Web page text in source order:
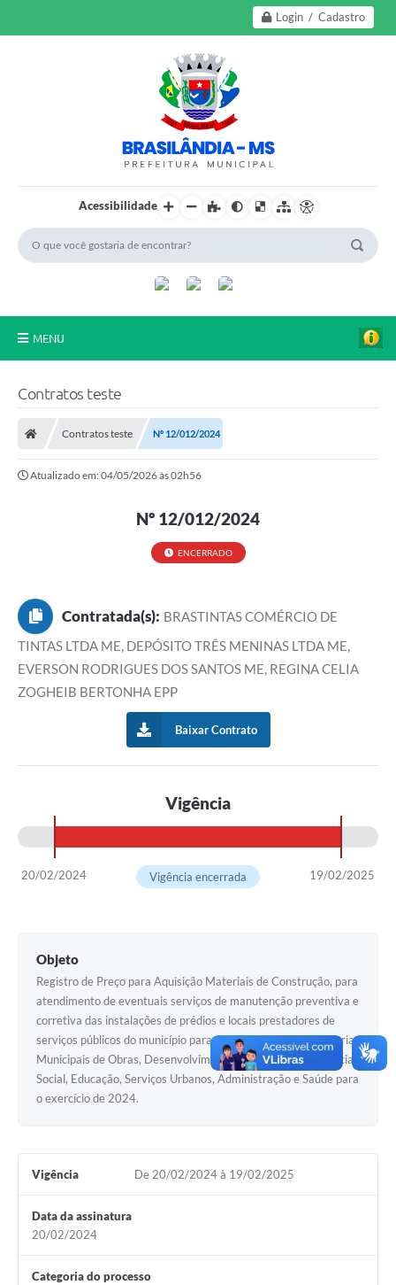
Login / Cadastro
Acessibilidade
MENU
Transparência
Tributação
Outros Editais
Plano de Contratações Anual
PNAB (Política Nacional Aldir Blanc)
Formulário
Contratos teste
Contratos teste Nº 12/012/2024
Atualizado em: 04/05/2026 às 02h56
Nº 12/012/2024
ENCERRADO
Contratada(s): BRASTINTAS COMÉRCIO DE
TINTAS LTDA ME, DEPÓSITO TRÊS MENINAS LTDA ME,
EVERSON RODRIGUES DOS SANTOS ME, REGINA CELIA
ZOGHEIB BERTONHA EPP
Baixar Contrato
Vigência
20/02/2024 19/02/2025
Vigência encerrada
Objeto
Registro de Preço para Aquisição Materiais de Construção, para
atendimento de eventuais serviços de manutenção preventiva e
corretiva das instalações de prédios e locais prestadores de
serviços públicos do município para atendimento das Secretarias
Municipais de Obras, Desenvolvimento Econômico, Assistência
Social, Educação, Serviços Urbanos, Administração e Saúde para
o exercício de 2024.
Vigência De 20/02/2024 à 19/02/2025
Data da assinatura
20/02/2024
Categoria do processo